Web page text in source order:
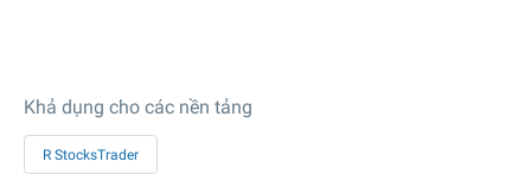
Khả dụng cho các nền tảng
R StocksTrader